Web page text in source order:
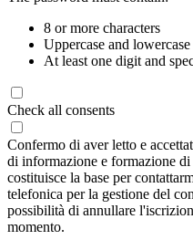
8 or more characters
Uppercase and lowercase
At least one digit and
Check all consents
Confermo di aver letto e
di informazione e formazione
costituisce la base per
telefonica per la gestione del
possibilità di annullare
momento.